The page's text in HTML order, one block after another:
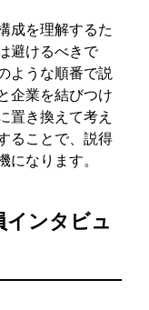
成を理解するた
避けるべきで
ような順番で説
企業を結びつけ
置き換えて考え
ることで、説得
になります。
インタビュ